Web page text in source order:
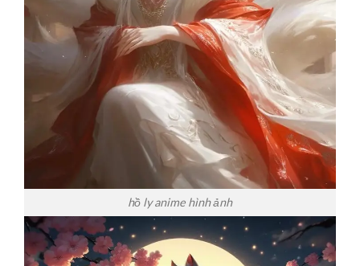
hồ ly anime hình ảnh